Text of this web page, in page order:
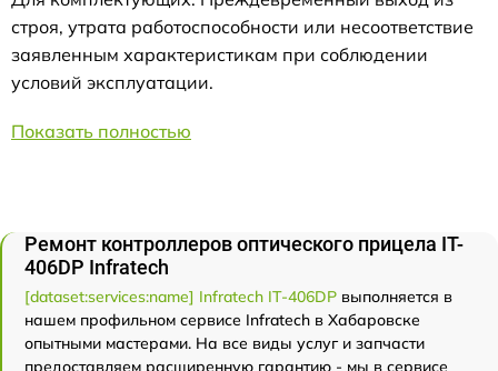
строя, утрата работоспособности или несоответствие
заявленным характеристикам при соблюдении
условий эксплуатации.
Показать полностью
Ремонт контроллеров оптического прицела IT-
406DP Infratech
[dataset:services:name] Infratech IT-406DP выполняется в
нашем профильном сервисе Infratech в Хабаровске
опытными мастерами. На все виды услуг и запчасти
предоставляем расширенную гарантию - мы в сервисе